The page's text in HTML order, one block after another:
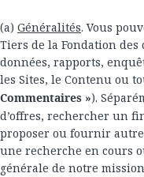
(a) Généralités. Vous
Tiers de la Fondation
données, rapports,
les Sites, le Contenu ou
Commentaires »).
d’offres, rechercher un
proposer ou fournir
une recherche en cours
générale de notre